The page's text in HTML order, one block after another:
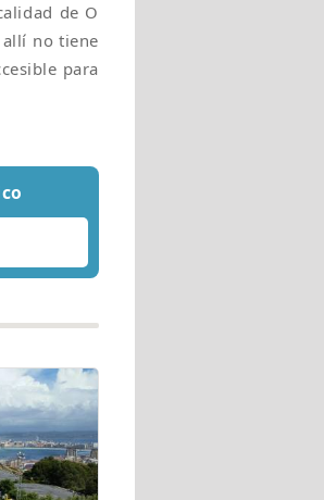
de O
no tiene
para